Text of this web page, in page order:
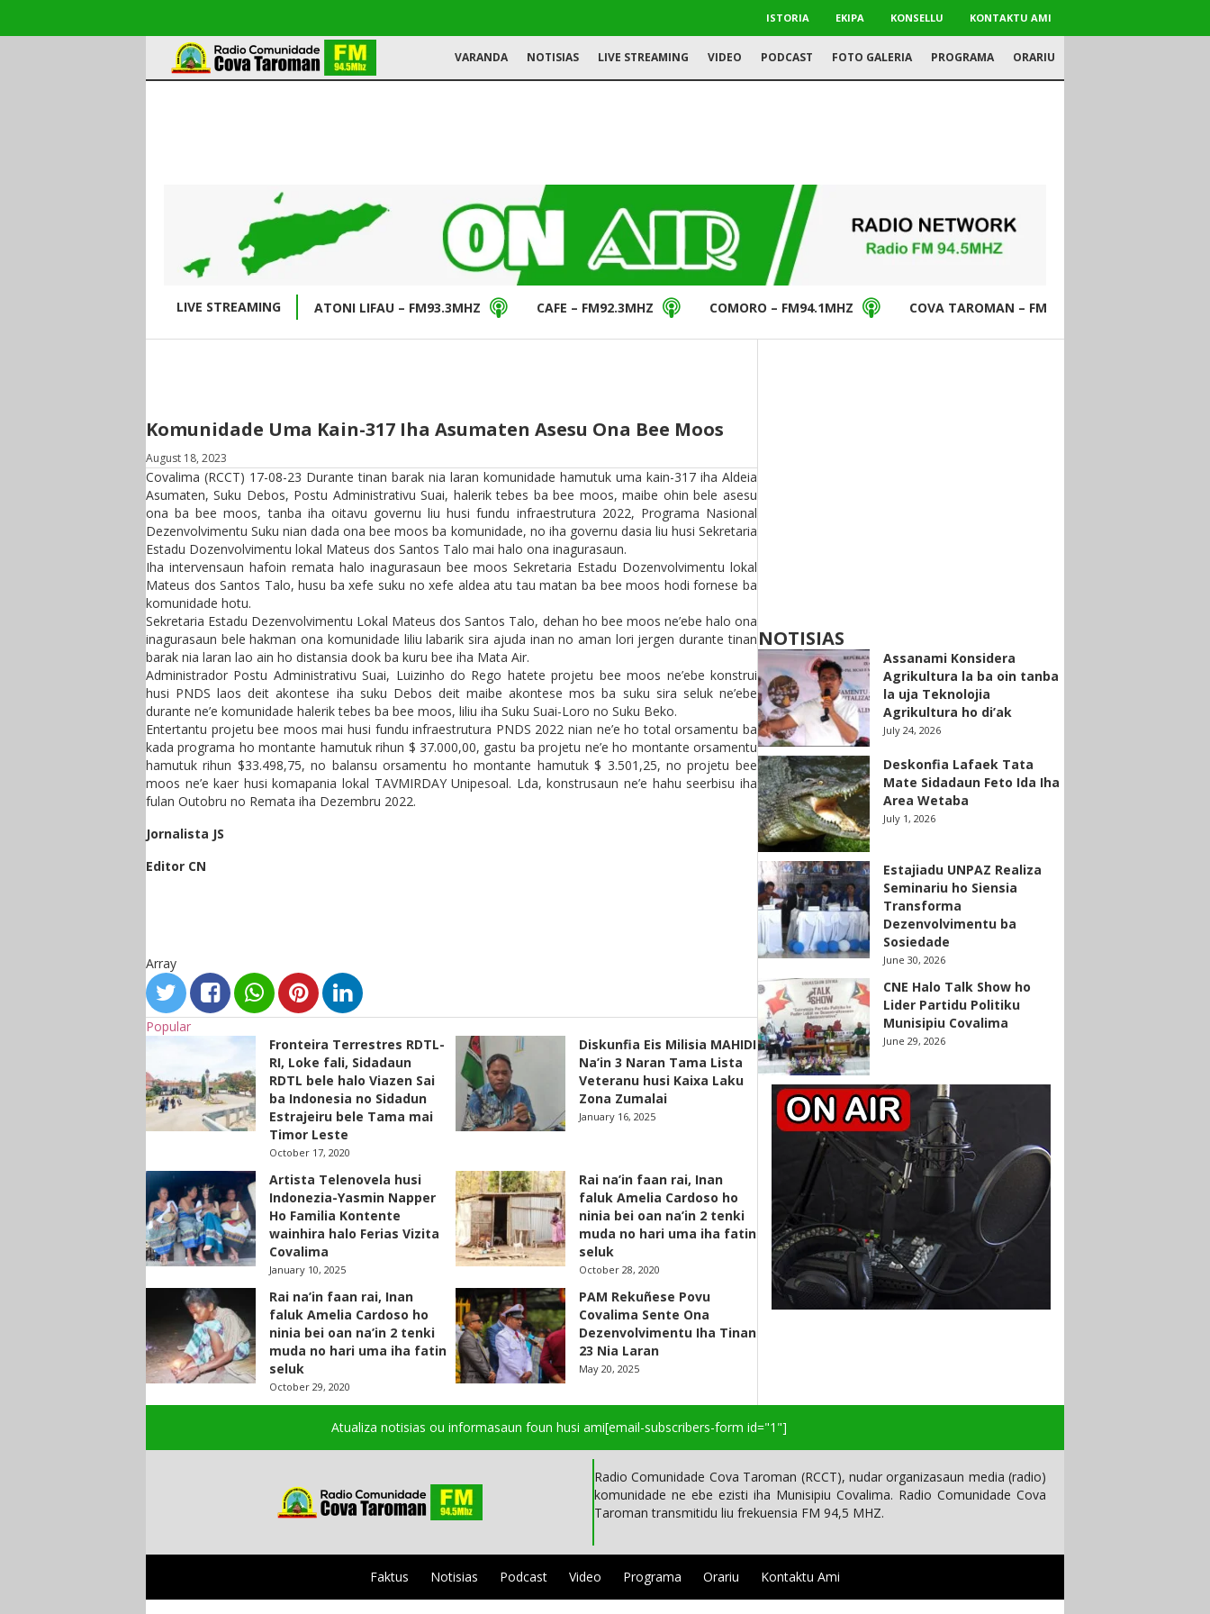
ISTORIA EKIPA KONSELLU KONTAKTU AMI
VARANDA NOTISIAS LIVE STREAMING VIDEO PODCAST FOTO GALERIA PROGRAMA ORARIU
LIVE STREAMING ATONI LIFAU – FM93.3MHZ CAFE – FM92.3MHZ COMORO – FM94.1MHZ COVA TAROMAN – FM94.5MHZ
Komunidade Uma Kain-317 Iha Asumaten Asesu Ona Bee Moos
August 18, 2023
Covalima (RCCT) 17-08-23 Durante tinan barak nia laran komunidade hamutuk uma kain-317 iha Aldeia
Asumaten, Suku Debos, Postu Administrativu Suai, halerik tebes ba bee moos, maibe ohin bele asesu
ona ba bee moos, tanba iha oitavu governu liu husi fundu infraestrutura 2022, Programa Nasional
Dezenvolvimentu Suku nian dada ona bee moos ba komunidade, no iha governu dasia liu husi Sekretaria
Estadu Dozenvolvimentu lokal Mateus dos Santos Talo mai halo ona inagurasaun.
Iha intervensaun hafoin remata halo inagurasaun bee moos Sekretaria Estadu Dozenvolvimentu lokal
Mateus dos Santos Talo, husu ba xefe suku no xefe aldea atu tau matan ba bee moos hodi fornese ba
komunidade hotu.
Sekretaria Estadu Dezenvolvimentu Lokal Mateus dos Santos Talo, dehan ho bee moos ne’ebe halo ona
inagurasaun bele hakman ona komunidade liliu labarik sira ajuda inan no aman lori jergen durante tinan
barak nia laran lao ain ho distansia dook ba kuru bee iha Mata Air.
Administrador Postu Administrativu Suai, Luizinho do Rego hatete projetu bee moos ne’ebe konstrui
husi PNDS laos deit akontese iha suku Debos deit maibe akontese mos ba suku sira seluk ne’ebe
durante ne’e komunidade halerik tebes ba bee moos, liliu iha Suku Suai-Loro no Suku Beko.
Entertantu projetu bee moos mai husi fundu infraestrutura PNDS 2022 nian ne’e ho total orsamentu ba
kada programa ho montante hamutuk rihun $ 37.000,00, gastu ba projetu ne’e ho montante orsamentu
hamutuk rihun $33.498,75, no balansu orsamentu ho montante hamutuk $ 3.501,25, no projetu bee
moos ne’e kaer husi komapania lokal TAVMIRDAY Unipesoal. Lda, konstrusaun ne’e hahu seerbisu iha
fulan Outobru no Remata iha Dezembru 2022.
Jornalista JS
Editor CN
Array
Popular
Fronteira Terrestres RDTL-
RI, Loke fali, Sidadaun
RDTL bele halo Viazen Sai
ba Indonesia no Sidadun
Estrajeiru bele Tama mai
Timor Leste
October 17, 2020
Diskunfia Eis Milisia MAHIDI
Na’in 3 Naran Tama Lista
Veteranu husi Kaixa Laku
Zona Zumalai
January 16, 2025
Artista Telenovela husi
Indonezia-Yasmin Napper
Ho Familia Kontente
wainhira halo Ferias Vizita
Covalima
January 10, 2025
Rai na’in faan rai, Inan
faluk Amelia Cardoso ho
ninia bei oan na’in 2 tenki
muda no hari uma iha fatin
seluk
October 28, 2020
Rai na’in faan rai, Inan
faluk Amelia Cardoso ho
ninia bei oan na’in 2 tenki
muda no hari uma iha fatin
seluk
October 29, 2020
PAM Rekuñese Povu
Covalima Sente Ona
Dezenvolvimentu Iha Tinan
23 Nia Laran
May 20, 2025
NOTISIAS
Assanami Konsidera
Agrikultura la ba oin tanba
la uja Teknolojia
Agrikultura ho di’ak
July 24, 2026
Deskonfia Lafaek Tata
Mate Sidadaun Feto Ida Iha
Area Wetaba
July 1, 2026
Estajiadu UNPAZ Realiza
Seminariu ho Siensia
Transforma
Dezenvolvimentu ba
Sosiedade
June 30, 2026
CNE Halo Talk Show ho
Lider Partidu Politiku
Munisipiu Covalima
June 29, 2026
Atualiza notisias ou informasaun foun husi ami[email-subscribers-form id="1"]
Radio Comunidade Cova Taroman (RCCT), nudar organizasaun media (radio)
komunidade ne ebe ezisti iha Munisipiu Covalima. Radio Comunidade Cova
Taroman transmitidu liu frekuensia FM 94,5 MHZ.
Faktus Notisias Podcast Video Programa Orariu Kontaktu Ami